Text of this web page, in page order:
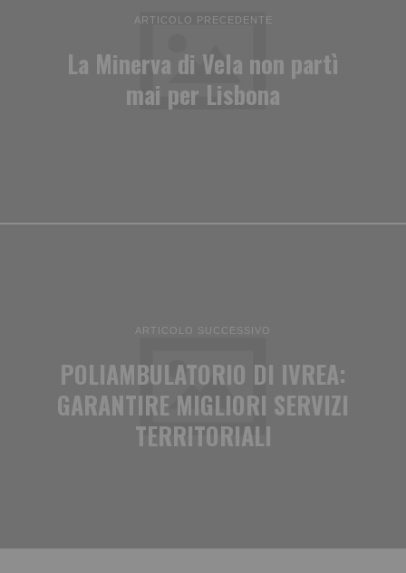
ARTICOLO PRECEDENTE
La Minerva di Vela non partì
mai per Lisbona
ARTICOLO SUCCESSIVO
POLIAMBULATORIO DI IVREA:
GARANTIRE MIGLIORI SERVIZI
TERRITORIALI